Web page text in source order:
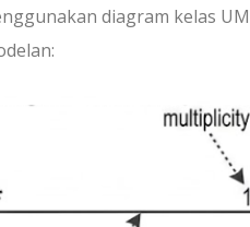
diagram kelas